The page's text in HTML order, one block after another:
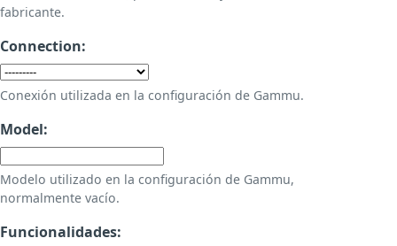
fabricante.
Connection:
Conexión utilizada en la configuración de Gammu.
Model:
Modelo utilizado en la configuración de Gammu,
normalmente vacío.
Funcionalidades: